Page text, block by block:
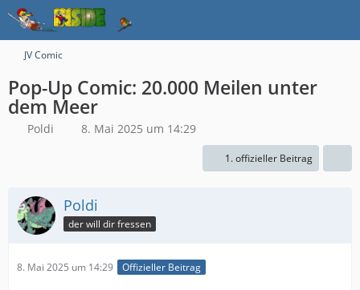
JV Comic
Pop-Up Comic: 20.000 Meilen unter
dem Meer
Poldi 8. Mai 2025 um 14:29
1. offizieller Beitrag
Poldi
der will dir fressen
8. Mai 2025 um 14:29 Offizieller Beitrag